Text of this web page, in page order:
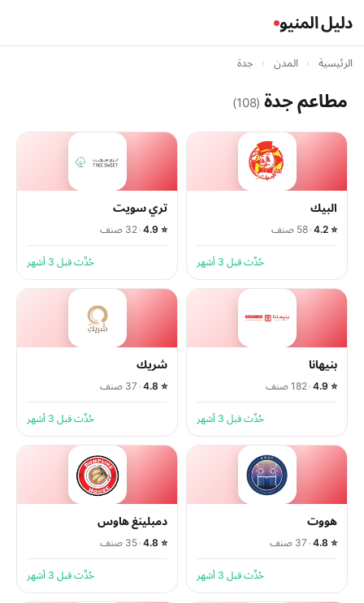
دليل المنيو
الرئيسية › المدن › جدة
مطاعم جدة (108)
البيك
⭐ 4.2 58 صنف
حُدِّث قبل 3 أشهر
تري سويت
⭐ 4.9 32 صنف
حُدِّث قبل 3 أشهر
بنيهانا
⭐ 4.9 182 صنف
حُدِّث قبل 3 أشهر
شريك
⭐ 4.8 37 صنف
حُدِّث قبل 3 أشهر
هووت
⭐ 4.8 37 صنف
حُدِّث قبل 3 أشهر
دمبلينغ هاوس
⭐ 4.8 35 صنف
حُدِّث قبل 3 أشهر